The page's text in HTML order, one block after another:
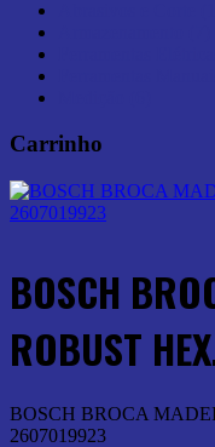
Carrinho
BOSCH
ROBUST
BOSCH BROCA
2607019923